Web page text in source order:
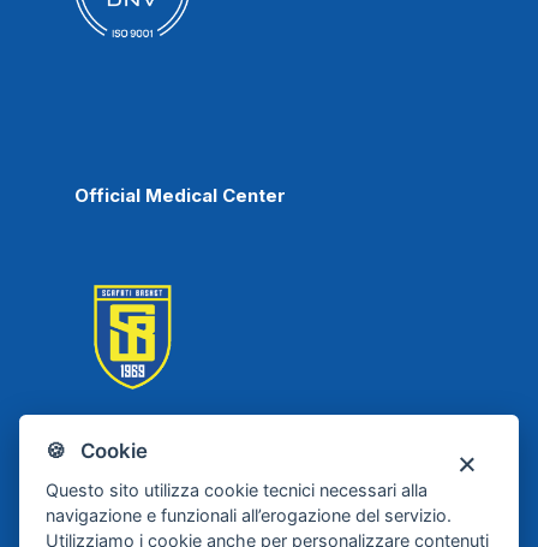
🍪 Cookie
Questo sito utilizza cookie tecnici necessari alla
navigazione e funzionali all’erogazione del servizio.
Utilizziamo i cookie anche per personalizzare contenuti
Official Medical Center
Scafati Basket